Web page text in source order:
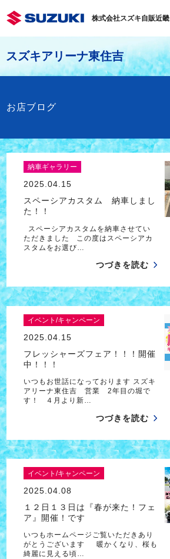
株式会社スズキ自販近畿
スズキアリーナ東住吉
お店ブログ
納車ギャラリー
2025.04.15
スペーシアカスタム 納車しまし
た！！
スペーシアカスタムを納車させてい
ただきました この度はスペーシアカ
スタムをお選び…
つづきを読む
イベント/キャンペーン
2025.04.15
フレッシャーズフェア！！！開催
中！！！
いつもお世話になっております スズキ
アリーナ東住吉 営業 2年目の堀で
す！ ４月より新…
つづきを読む
イベント/キャンペーン
2025.04.08
１２日１３日は『春が来た！フェ
ア』開催！です
いつもホームページご覧いただきあり
がとうございます 暖かくなり、桜も
綺麗に見える頃…